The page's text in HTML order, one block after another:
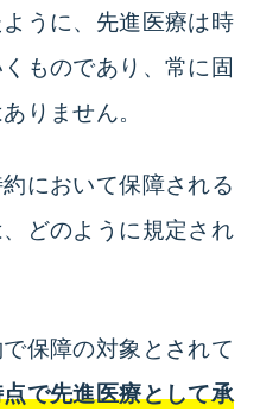
うに、先進医療は時
ものであり、常に固
りません。
において保障される
どのように規定され
保障の対象とされて
で先進医療として承